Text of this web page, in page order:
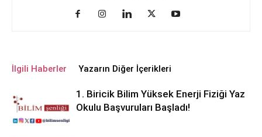
İlgili Haberler Yazarın Diğer İçerikleri
1. Biricik Bilim Yüksek Enerji Fiziği Yaz
Okulu Başvuruları Başladı!